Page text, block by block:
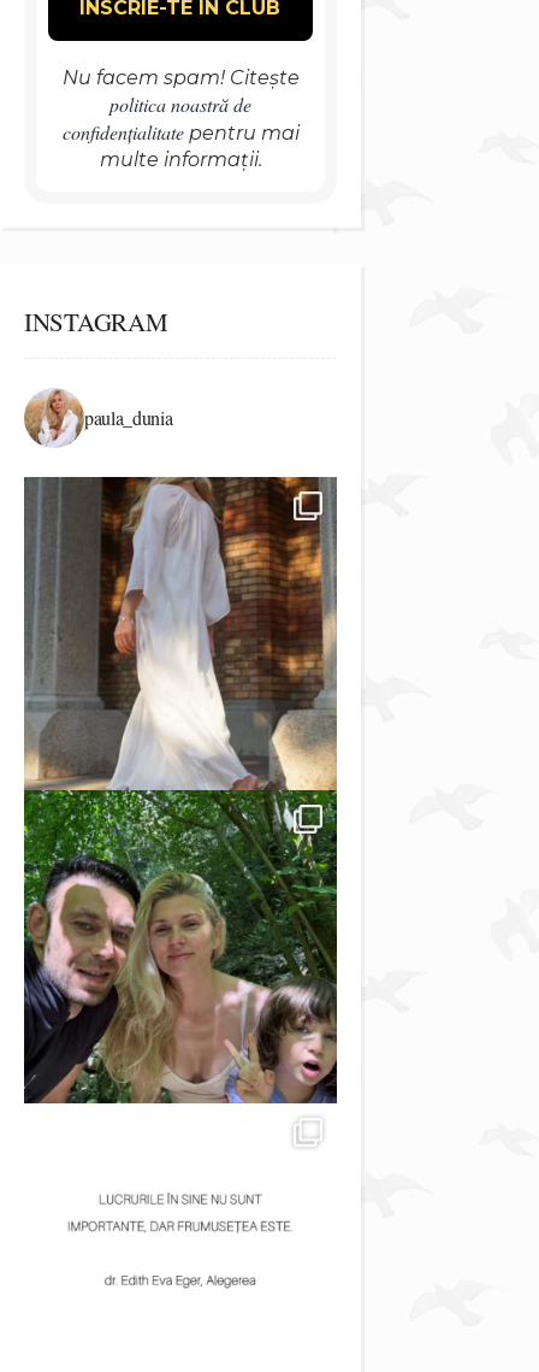
Nu facem spam! Citește
politica noastră de
confidențialitatepentru mai
multe informații.
INSTAGRAM
paula_dunia